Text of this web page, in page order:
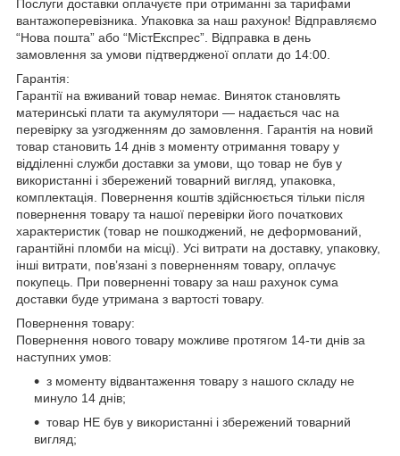
Послуги доставки оплачуєте при отриманні за тарифами
вантажоперевізника. Упаковка за наш рахунок! Відправляємо
“Нова пошта” або “МістЕкспрес”. Відправка в день
замовлення за умови підтвердженої оплати до 14:00.
Гарантія:
Гарантії на вживаний товар немає. Виняток становлять
материнські плати та акумулятори — надається час на
перевірку за узгодженням до замовлення. Гарантія на новий
товар становить 14 днів з моменту отримання товару у
відділенні служби доставки за умови, що товар не був у
використанні і збережений товарний вигляд, упаковка,
комплектація. Повернення коштів здійснюється тільки після
повернення товару та нашої перевірки його початкових
характеристик (товар не пошкоджений, не деформований,
гарантійні пломби на місці). Усі витрати на доставку, упаковку,
інші витрати, пов’язані з поверненням товару, оплачує
покупець. При поверненні товару за наш рахунок сума
доставки буде утримана з вартості товару.
Повернення товару:
Повернення нового товару можливе протягом 14-ти днів за
наступних умов:
з моменту відвантаження товару з нашого складу не
минуло 14 днів;
товар НЕ був у використанні і збережений товарний
вигляд;